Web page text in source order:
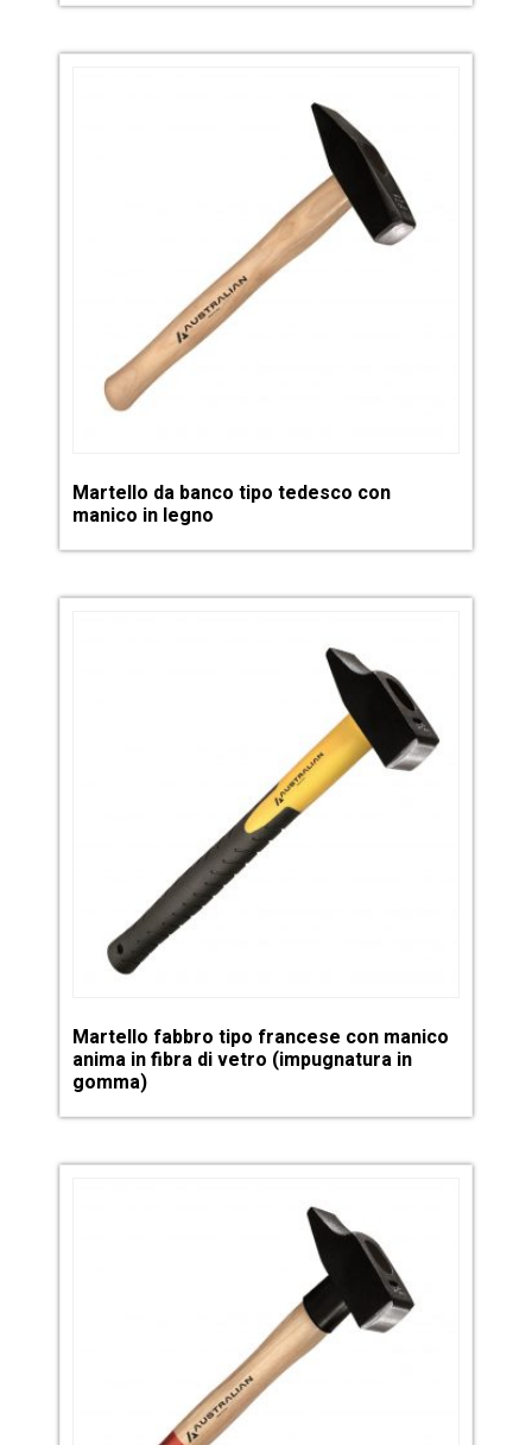
Martello da banco tipo tedesco con
manico in legno
Martello fabbro tipo francese con manico
anima in fibra di vetro (impugnatura in
gomma)